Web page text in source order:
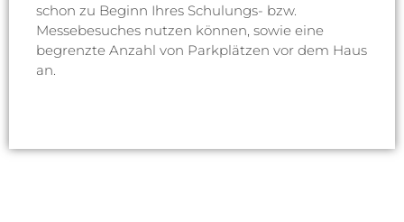
schon zu Beginn Ihres Schulungs- bzw.
Messebesuches nutzen können, sowie eine
begrenzte Anzahl von Parkplätzen vor dem Haus
an.